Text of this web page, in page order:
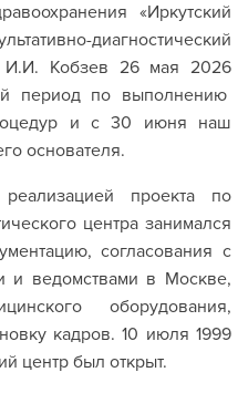
«Иркутский
диагностический
И.И. Кобзев 26 мая 2026
период по выполнению
и с 30 июня наш
основателя.
проекта по
центра занимался
согласования с
и ведомствами в Москве,
оборудования,
кадров. 10 июля 1999
центр был открыт.